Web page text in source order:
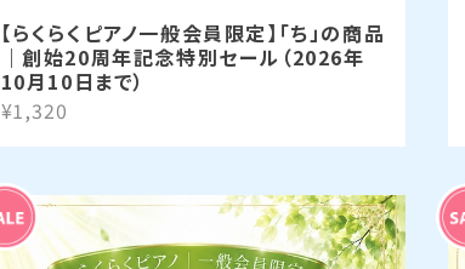
【らくらくピアノ一般会員限定】「ち」の商品
｜創始20周年記念特別セール（2026年
10月10日まで）
¥1,320